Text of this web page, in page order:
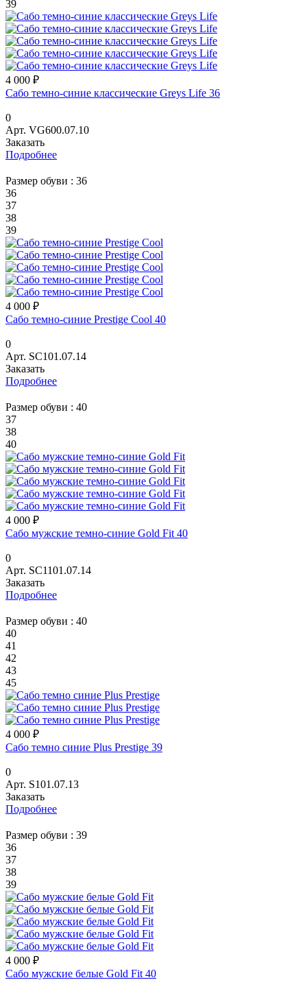
39
4 000 ₽
Сабо темно-синие классические Greys Life 36
0
Арт. VG600.07.10
Заказать
Подробнее
Размер обуви : 36
36
37
38
39
4 000 ₽
Сабо темно-синие Prestige Cool 40
0
Арт. SC101.07.14
Заказать
Подробнее
Размер обуви : 40
37
38
40
4 000 ₽
Сабо мужские темно-синие Gold Fit 40
0
Арт. SC1101.07.14
Заказать
Подробнее
Размер обуви : 40
40
41
42
43
45
4 000 ₽
Сабо темно синие Plus Prestige 39
0
Арт. S101.07.13
Заказать
Подробнее
Размер обуви : 39
36
37
38
39
4 000 ₽
Сабо мужские белые Gold Fit 40